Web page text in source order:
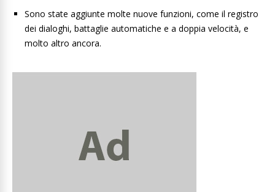
Sono state aggiunte molte nuove funzioni, come il registro
dei dialoghi, battaglie automatiche e a doppia velocità, e
molto altro ancora.